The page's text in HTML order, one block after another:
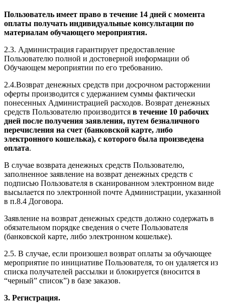
Пользователь имеет право в течение 14 дней с момента
оплаты получать индивидуальные консультации по
материалам обучающего мероприятия.
2.3. Администрация гарантирует предоставление
Пользователю полной и достоверной информации об
Обучающем мероприятии по его требованию.
2.4.Возврат денежных средств при досрочном расторжении
оферты производится с удержанием суммы фактически
понесенных Администрацией расходов. Возврат денежных
средств Пользователю производится в течение 10 рабочих
дней после получения заявления, путем безналичного
перечисления на счет (банковской карте, либо
электронного кошелька), с которого была произведена
оплата.
В случае возврата денежных средств Пользователю,
заполненное заявление на возврат денежных средств с
подписью Пользователя в сканированном электронном виде
высылается по электронной почте Администрации, указанной
в п.8.4 Договора.
Заявление на возврат денежных средств должно содержать в
обязательном порядке сведения о счете Пользователя
(банковской карте, либо электронном кошельке).
2.5. В случае, если произошел возврат оплаты за обучающее
мероприятие по инициативе Пользователя, то он удаляется из
списка получателей рассылки и блокируется (вносится в
“черный” список”) в базе заказов.
3. Регистрация.